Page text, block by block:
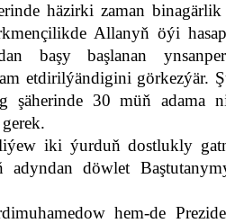
häzirki zaman
Allanyň öýi
başy başlanan
etdirilýändigini görkezýär.
şäherinde 30 müň adama
iki ýurduň dostlukly
döwlet
hem-de